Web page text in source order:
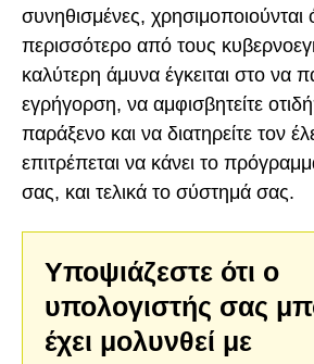
συνηθισμένες, χρησιμοποιούνται
περισσότερο από τους
καλύτερη άμυνα έγκειται στο να
εγρήγορση, να αμφισβητείτε
παράξενο και να διατηρείτε τον
επιτρέπεται να κάνει το
σας, και τελικά το σύστημά σας.
Υποψιάζεστε ότι ο
υπολογιστής σας
έχει μολυνθεί με